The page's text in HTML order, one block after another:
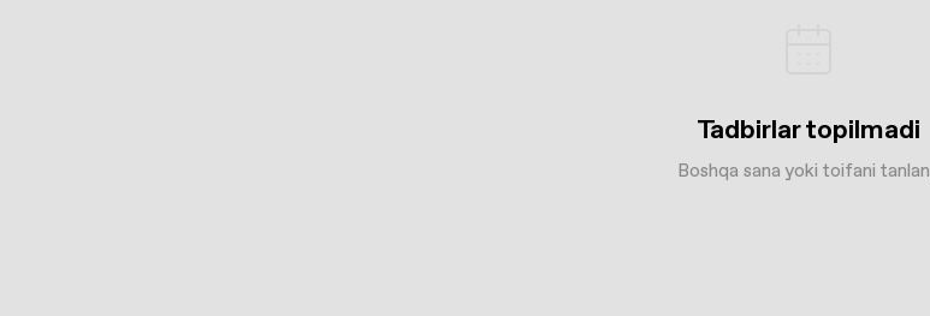
Tadbirlar topilmadi
Boshqa sana yoki toifani